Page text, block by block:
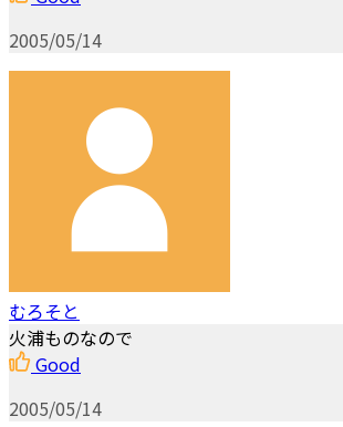
2005/05/14
むろそと
火浦ものなので
Good
2005/05/14